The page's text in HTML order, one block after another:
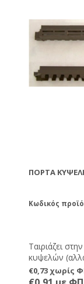
ΠΌΡΤΑ
Κωδικός
Ταιριάζει
κυψελών
πιο μικρές
πλήρως την
€0,73 χωρίς